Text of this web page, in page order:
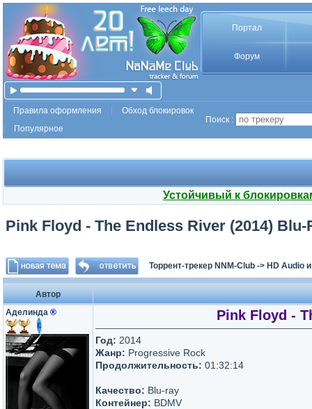
Портал
Форум
Правила оформления
Обход блокировок
Популярное
Поиск :
Устойчивый к
Pink Floyd - The Endless River (2014) Blu-
Торрент-трекер NNM-Club -> HD Audio
Автор
Аделинда ® Pink Floyd -
Год: 2014
Жанр: Progressive Rock
Продолжительность: 01:32:14
Качество: Blu-ray
Контейнер: BDMV